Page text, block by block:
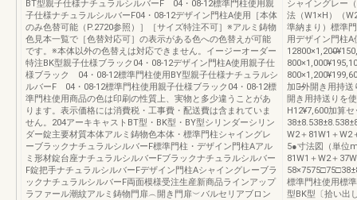
BT型親子仕様ナチュラルシルバーF 04・08-12標準門柱使用親
子仕様ナチュラルシルバーF04・08-12デザイン門柱A使用［本体
のみ色替可能（P.2720参照）］［サイズ特注不可］※アルミ鋳物
色見本一覧で［色替対応可］の表示がある色への色替えが可能
です。※本体以外の色替えは対応できません。イージーオーダー
特注BK型親子仕様ブラック04・08-12デザイン門柱A使用親子仕
様ブラック 04・08-12標準門柱使用BY型親子仕様ナチュラルシ
ルバーF 04・08-12標準門柱使用親子仕様ブラック04・08-12標
準門柱使用商品の色は印刷の性質上、実物と多少違うことがあ
ります。表示価格には消費税・工事費・配送費は含まれていま
せん。204アーキキャストBT型・BK型・BY型シリンダーシリン
ダー錠主要材質本体アルミ鋳物色本体・標準門柱シャイングレ
ーブラックナチュラルシルバーF標準門柱・デザイン門柱Aアル
ミ形材錠台座ナチュラルシルバーFブラックナチュラルシルバー
F錠把手ナチュラルシルバーFデザイン門柱Aシャイングレーブラ
ックナチュラルシルバーF両面模様受注生産新商品ラインアップ
ラファール潮紋アルミ鋳物門扉︵開き門扉︶バルセリアブロン
シャイングレー
法（W1×H）（
準納まり）標準
用デザイン門柱A
加算̶̶̶̶̶̶外開き用持送
開き用持送りを
H12¥7,600加算
W2＋81W1＋W2
5●寸法図（単位
81W1＋W2＋
標準門柱使用標
型BK型〔拾い出